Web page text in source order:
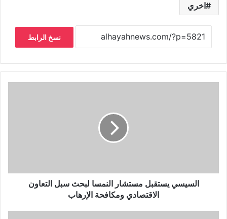
اخري
نسخ الرابط
السيسي يستقبل مستشار النمسا لبحث سبل التعاون
الاقتصادي ومكافحة الإرهاب